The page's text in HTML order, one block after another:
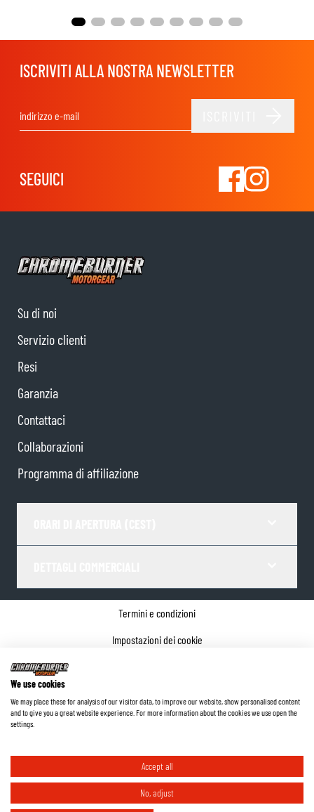
ISCRIVITI ALLA NOSTRA NEWSLETTER
SEGUICI
Su di noi
Servizio clienti
Resi
Garanzia
Contattaci
Collaborazioni
Programma di affiliazione
Termini e condizioni
Impostazioni dei cookie
©2026ChromeBurner - Tutti i diritti riservati.
We use cookies
We may place these for analysis of our visitor data, to improve our website, show personalised content
and to give you a great website experience. For more information about the cookies we use open the
settings.
Accept all
No, adjust